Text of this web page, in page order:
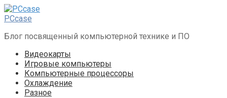
Перейти
к
PCcase
Блог посвященный компьютерной технике и ПО
Видеокарты
Игровые компьютеры
Компьютерные процессоры
Охлаждение
Разное